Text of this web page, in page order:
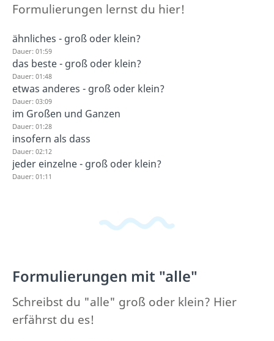
Formulierungen lernst du hier!
ähnliches - groß oder klein?
Dauer: 01:59
das beste - groß oder klein?
Dauer: 01:48
etwas anderes - groß oder klein?
Dauer: 03:09
im Großen und Ganzen
Dauer: 01:28
insofern als dass
Dauer: 02:12
jeder einzelne - groß oder klein?
Dauer: 01:11
Formulierungen mit "alle"
Schreibst du "alle" groß oder klein? Hier
erfährst du es!